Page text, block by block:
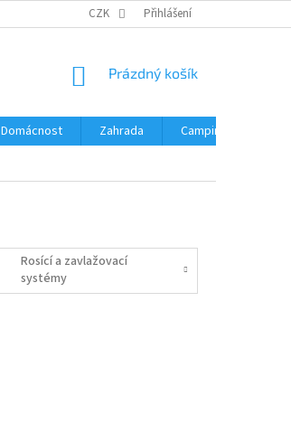
CZK Přihlášení
NÁKUPNÍ
Prázdný košík
Domácnost Zahrada Camping
Rosící a zavlažovací
systémy